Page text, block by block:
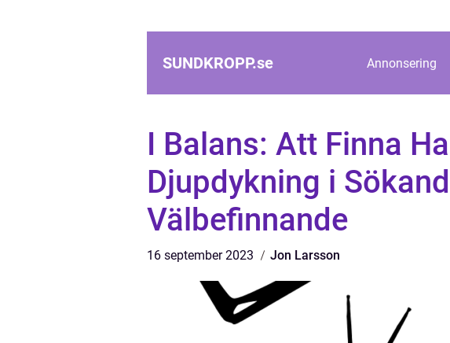
SUNDKROPP.se Annonsering
I Balans: Att Finna
Djupdykning i
Välbefinnande
16 september 2023 Jon Larsson